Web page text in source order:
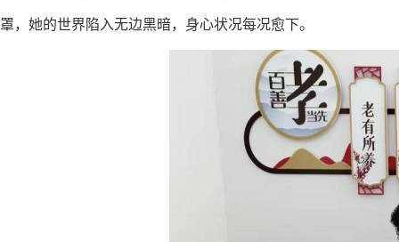
罩，她的世界陷入无边黑暗，身心状况每况愈下。